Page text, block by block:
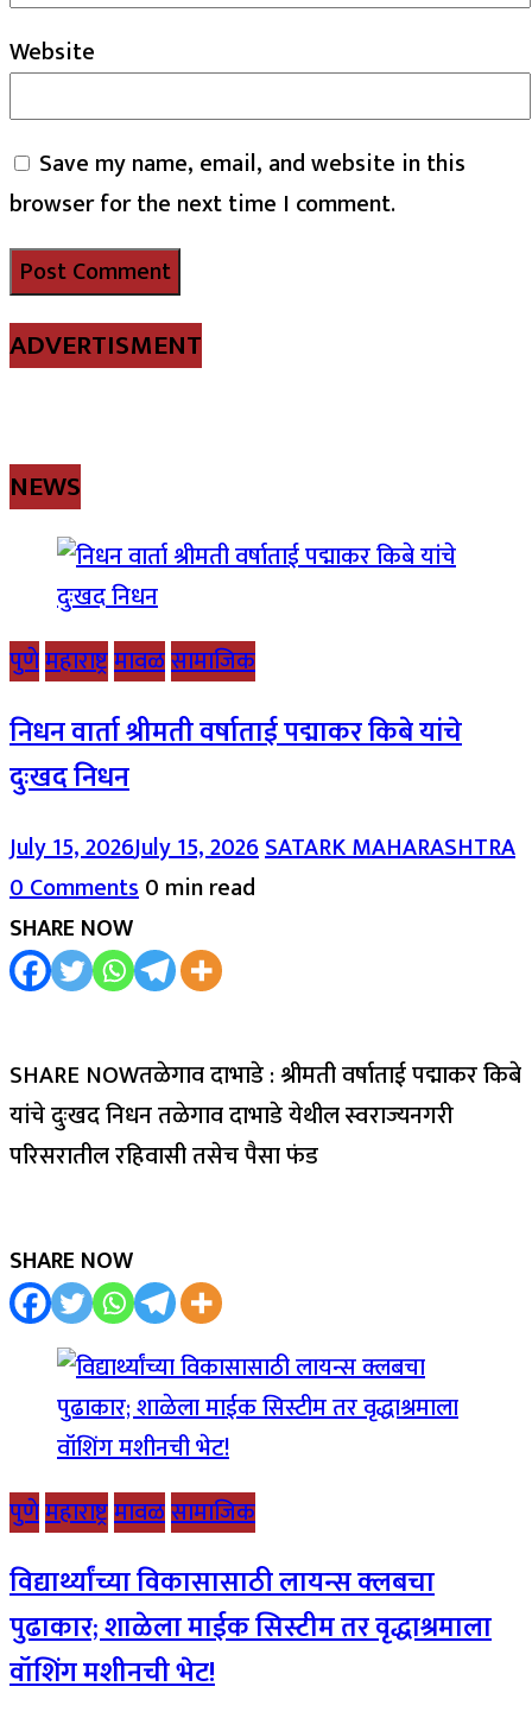
Website
Save my name, email, and website in this
browser for the next time I comment.
ADVERTISMENT
NEWS
पुणेमहाराष्ट्रमावळसामाजिक
निधन वार्ता श्रीमती वर्षाताई पद्माकर किबे यांचे
दुःखद निधन
July 15, 2026July 15, 2026SATARK MAHARASHTRA
0 Comments0 min read
SHARE NOW
SHARE NOWतळेगाव दाभाडे : श्रीमती वर्षाताई पद्माकर किबे
यांचे दुःखद निधन तळेगाव दाभाडे येथील स्वराज्यनगरी
परिसरातील रहिवासी तसेच पैसा फंड
SHARE NOW
पुणेमहाराष्ट्रमावळसामाजिक
विद्यार्थ्यांच्या विकासासाठी लायन्स क्लबचा
पुढाकार; शाळेला माईक सिस्टीम तर वृद्धाश्रमाला
वॉशिंग मशीनची भेट!